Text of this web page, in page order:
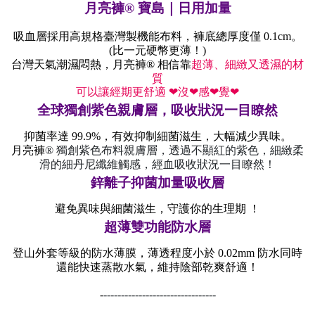
月亮褲®寶島｜日用加量
吸血層採用高規格臺灣製機能布料，褲底總厚度僅 0.1cm。
(比一元硬幣更薄！)
台灣天氣潮濕悶熱， 月亮褲® 相信靠超薄、細緻又透濕的材
質
可以讓經期更舒適 ❤沒❤感❤覺❤
全球獨創紫色親膚層， 吸收狀況一目瞭然
抑菌率達 99.9%，有效抑制細菌滋生，大幅減少異味。
月亮褲® 獨創紫色布料親膚層，透過不顯紅的紫色，細緻柔
滑的細丹尼纖維觸感，經血吸收狀況一目瞭然！
鋅離子抑菌加量吸收層
避免異味與細菌滋生，守護你的生理期 ！
超薄雙功能防水層
登山外套等級的防水薄膜，薄透程度小於 0.02mm 防水同時
還能快速蒸散水氣，維持陰部乾爽舒適！
---------------------------------